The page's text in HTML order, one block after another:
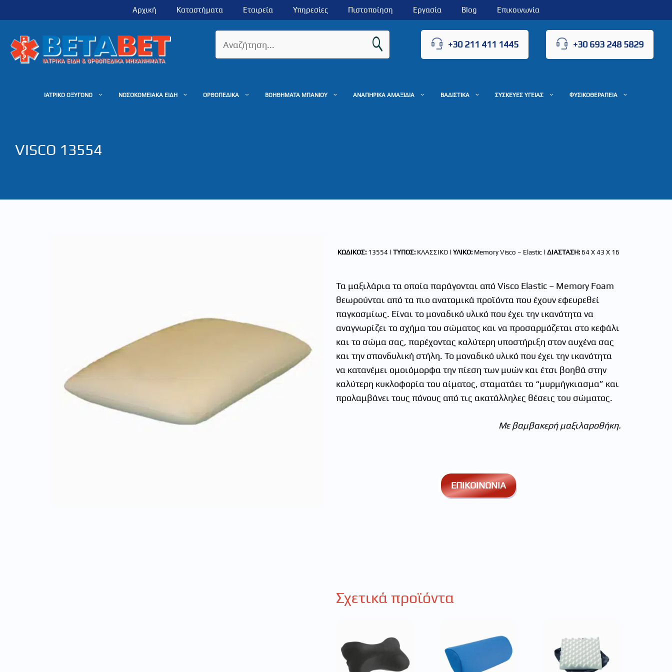
σε
περιεχόμενο
Αρχική Καταστήματα Εταιρεία Υπηρεσίες Πιστοποίηση Εργασία Blog Επικοινωνία
+30 211 411 1445 +30 693 248 5829
ΙΑΤΡΙΚΟ ΟΞΥΓΟΝΟ ΝΟΣΟΚΟΜΕΙΑΚΑ ΕΙΔΗ ΟΡΘΟΠΕΔΙΚΑ ΒΟΗΘΗΜΑΤΑ ΜΠΑΝΙΟΥ ΑΝΑΠΗΡΙΚΑ ΑΜΑΞΙΔΙΑ ΒΑΔΙΣΤΙΚΑ ΣΥΣΚΕΥΕΣ ΥΓΕΙΑΣ ΦΥΣΙΚΟΘΕΡΑΠΕΙΑ
VISCO 13554
ΚΩΔΙΚΟΣ: 13554 | ΤΥΠΟΣ: ΚΛΑΣΣΙΚΟ | ΥΛΙΚΟ: Memory Visco – Elastic | ΔΙΑΣΤΑΣΗ: 64 Χ 43 Χ 16
Τα μαξιλάρια τα οποία παράγονται από Visco Elastic – Memory Foam
θεωρούνται από τα πιο ανατομικά προϊόντα που έχουν εφευρεθεί
παγκοσμίως. Είναι το μοναδικό υλικό που έχει την ικανότητα να
αναγνωρίζει το σχήμα του σώματος και να προσαρμόζεται στο κεφάλι
και το σώμα σας, παρέχοντας καλύτερη υποστήριξη στον αυχένα σας
και την σπονδυλική στήλη. Το μοναδικό υλικό που έχει την ικανότητα
να κατανέμει ομοιόμορφα την πίεση των μυών και έτσι βοηθά στην
καλύτερη κυκλοφορία του αίματος, σταματάει το “μυρμήγκιασμα” και
προλαμβάνει τους πόνους από τις ακατάλληλες θέσεις του σώματος.
Mε βαμβακερή μαξιλαροθήκη.
ΕΠΙΚΟΙΝΩΝΙΑ
Σχετικά προϊόντα